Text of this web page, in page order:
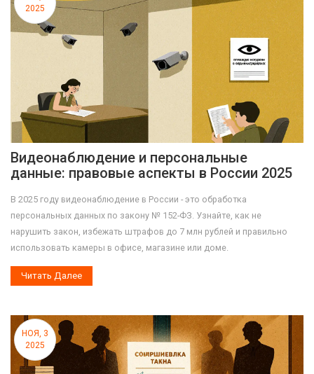
2025
Видеонаблюдение и персональные
данные: правовые аспекты в России 2025
В 2025 году видеонаблюдение в России - это обработка
персональных данных по закону № 152-ФЗ. Узнайте, как не
нарушить закон, избежать штрафов до 7 млн рублей и правильно
использовать камеры в офисе, магазине или доме.
Читать Далее
НОЯ, 3
2025